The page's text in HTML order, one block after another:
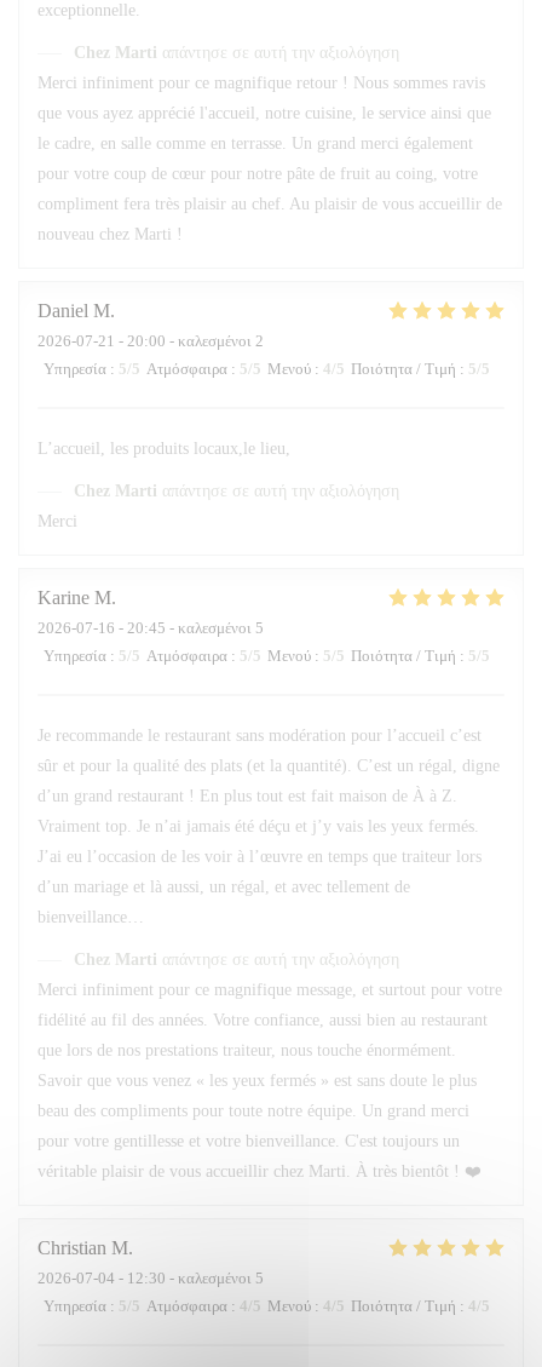
exceptionnelle.
Chez Marti απάντησε σε αυτή την αξιολόγηση
Merci infiniment pour ce magnifique retour ! Nous sommes ravis
que vous ayez apprécié l'accueil, notre cuisine, le service ainsi que
le cadre, en salle comme en terrasse. Un grand merci également
pour votre coup de cœur pour notre pâte de fruit au coing, votre
compliment fera très plaisir au chef. Au plaisir de vous accueillir de
nouveau chez Marti !
Daniel M
2026-07-21 - 20:00 - καλεσμένοι 2
Υπηρεσία : 5/5 Ατμόσφαιρα : 5/5 Μενού : 4/5 Ποιότητα / Τιμή : 5/5
L’accueil, les produits locaux,le lieu,
Chez Marti απάντησε σε αυτή την αξιολόγηση
Merci
Karine M
2026-07-16 - 20:45 - καλεσμένοι 5
Υπηρεσία : 5/5 Ατμόσφαιρα : 5/5 Μενού : 5/5 Ποιότητα / Τιμή : 5/5
Je recommande le restaurant sans modération pour l’accueil c’est
sûr et pour la qualité des plats (et la quantité). C’est un régal, digne
d’un grand restaurant ! En plus tout est fait maison de À à Z.
Vraiment top. Je n’ai jamais été déçu et j’y vais les yeux fermés.
J’ai eu l’occasion de les voir à l’œuvre en temps que traiteur lors
d’un mariage et là aussi, un régal, et avec tellement de
bienveillance…
Chez Marti απάντησε σε αυτή την αξιολόγηση
Merci infiniment pour ce magnifique message, et surtout pour votre
fidélité au fil des années. Votre confiance, aussi bien au restaurant
que lors de nos prestations traiteur, nous touche énormément.
Savoir que vous venez « les yeux fermés » est sans doute le plus
beau des compliments pour toute notre équipe. Un grand merci
pour votre gentillesse et votre bienveillance. C'est toujours un
véritable plaisir de vous accueillir chez Marti. À très bientôt ! ❤️
Christian M
2026-07-04 - 12:30 - καλεσμένοι 5
Υπηρεσία : 5/5 Ατμόσφαιρα : 4/5 Μενού : 4/5 Ποιότητα / Τιμή : 4/5